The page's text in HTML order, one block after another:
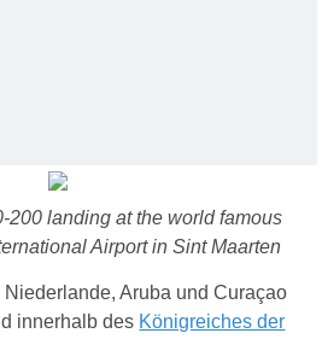
200 landing at the world famous
Airport in Sint Maarten
Aruba und Curaçao
innerhalb des Königreiches der